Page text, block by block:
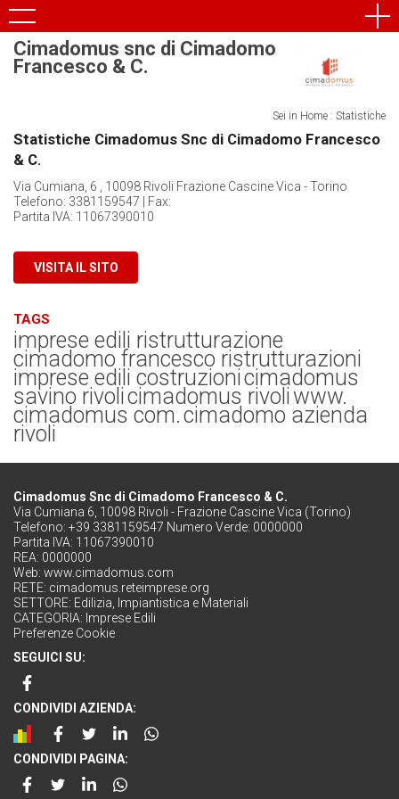
Cimadomus snc di Cimadomo
Francesco & C.
Sei in Home : Statistiche
Statistiche Cimadomus Snc di Cimadomo Francesco
& C.
Via Cumiana, 6 , 10098 Rivoli Frazione Cascine Vica - Torino
Telefono: 3381159547 | Fax:
Partita IVA: 11067390010
VISITA IL SITO
TAGS
imprese edili ristrutturazione
cimadomo francesco ristrutturazioni
imprese edili costruzionicimadomus
savino rivolicimadomus rivoliwww.
cimadomus com.cimadomo azienda
rivoli
Cimadomus Snc di Cimadomo Francesco & C.
Via Cumiana 6, 10098 Rivoli - Frazione Cascine Vica (Torino)
Telefono: +39 3381159547 Numero Verde: 0000000
Partita IVA: 11067390010
REA: 0000000
Web: www.cimadomus.com
RETE: cimadomus.reteimprese.org
SETTORE: Edilizia, Impiantistica e Materiali
CATEGORIA: Imprese Edili
Preferenze Cookie
SEGUICI SU:
CONDIVIDI AZIENDA:
CONDIVIDI PAGINA: